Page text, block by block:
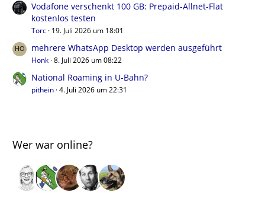
Vodafone verschenkt 100 GB: Prepaid-Allnet-Flat
kostenlos testen
Torc 19. Juli 2026 um 18:01
mehrere WhatsApp Desktop werden ausgeführt
Honk 8. Juli 2026 um 08:22
National Roaming in U-Bahn?
pithein 4. Juli 2026 um 22:31
Wer war online?